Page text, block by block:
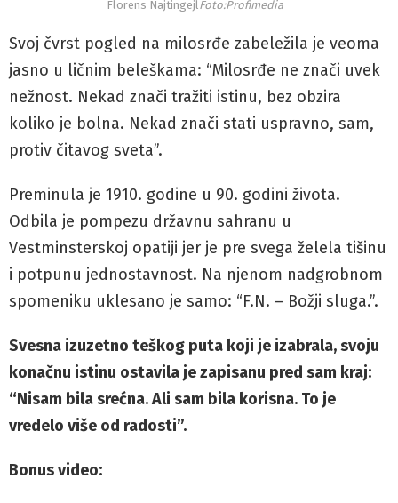
Florens Najtingejl Foto:Profimedia
Svoj čvrst pogled na milosrđe zabeležila je veoma
jasno u ličnim beleškama: “Milosrđe ne znači uvek
nežnost. Nekad znači tražiti istinu, bez obzira
koliko je bolna. Nekad znači stati uspravno, sam,
protiv čitavog sveta”.
Preminula je 1910. godine u 90. godini života.
Odbila je pompezu državnu sahranu u
Vestminsterskoj opatiji jer je pre svega želela tišinu
i potpunu jednostavnost. Na njenom nadgrobnom
spomeniku uklesano je samo: “F.N. – Božji sluga.”.
Svesna izuzetno teškog puta koji je izabrala, svoju
konačnu istinu ostavila je zapisanu pred sam kraj:
“Nisam bila srećna. Ali sam bila korisna. To je
vredelo više od radosti”.
Bonus video: